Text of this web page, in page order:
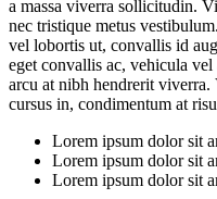
a massa viverra sollicitudin.
nec tristique metus
vel lobortis ut, convallis id
eget convallis ac, vehicula vel
arcu at nibh hendrerit viverra.
cursus in, condimentum at
Lorem ipsum dolor sit
Lorem ipsum dolor sit
Lorem ipsum dolor sit